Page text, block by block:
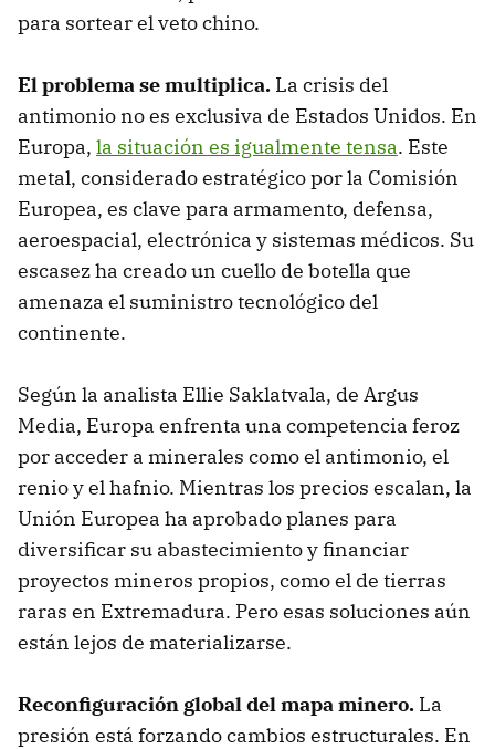
para sortear el veto chino.
El problema se multiplica. La crisis del
antimonio no es exclusiva de Estados Unidos. En
Europa, la situación es igualmente tensa. Este
metal, considerado estratégico por la Comisión
Europea, es clave para armamento, defensa,
aeroespacial, electrónica y sistemas médicos. Su
escasez ha creado un cuello de botella que
amenaza el suministro tecnológico del
continente.
Según la analista Ellie Saklatvala, de Argus
Media, Europa enfrenta una competencia feroz
por acceder a minerales como el antimonio, el
renio y el hafnio. Mientras los precios escalan, la
Unión Europea ha aprobado planes para
diversificar su abastecimiento y financiar
proyectos mineros propios, como el de tierras
raras en Extremadura. Pero esas soluciones aún
están lejos de materializarse.
Reconfiguración global del mapa minero. La
presión está forzando cambios estructurales. En